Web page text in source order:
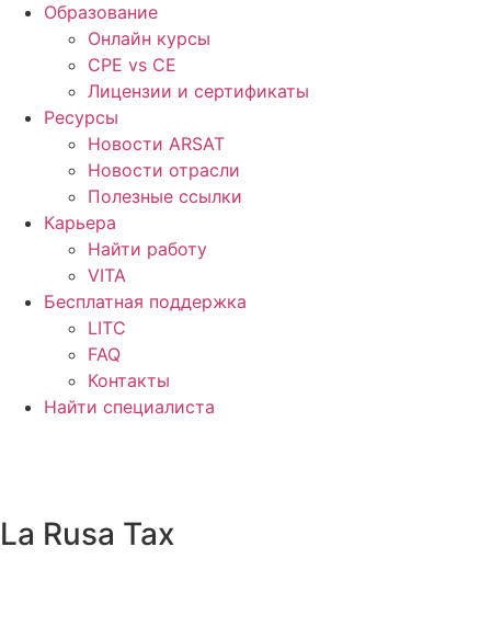
Образование
Онлайн курсы
CPE vs CE
Лицензии и сертификаты
Ресурсы
Новости ARSAT
Новости отрасли
Полезные ссылки
Карьера
Найти работу
VITA
Бесплатная поддержка
LITC
FAQ
Контакты
Найти специалиста
La Rusa Tax